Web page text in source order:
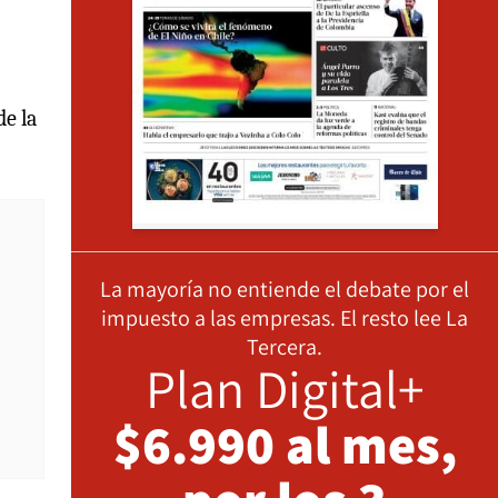
la
La mayoría no entiende el debate por el
impuesto a las empresas. El resto lee La
Tercera.
Plan Digital+
$6.990 al mes,